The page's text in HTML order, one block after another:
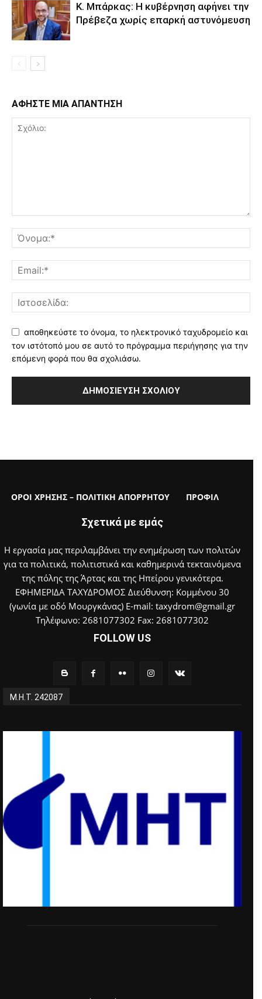
Κ. Μπάρκας: Η κυβέρνηση αφήνει την
Πρέβεζα χωρίς επαρκή αστυνόμευση
ΑΦΗΣΤΕ ΜΙΑ ΑΠΑΝΤΗΣΗ
αποθηκεύστε το όνομα, το ηλεκτρονικό ταχυδρομείο και
τον ιστότοπό μου σε αυτό το πρόγραμμα περιήγησης για την
επόμενη φορά που θα σχολιάσω.
ΟΡΟΙ ΧΡΗΣΗΣ – ΠΟΛΙΤΙΚΗ ΑΠΟΡΡΗΤΟΥ ΠΡΟΦΙΛ
Σχετικά με εμάς
Η εργασία μας περιλαμβάνει την ενημέρωση των πολιτών
για τα πολιτικά, πολιτιστικά και καθημερινά τεκταινόμενα
της πόλης της Άρτας και της Ηπείρου γενικότερα.
ΕΦΗΜΕΡΙΔΑ ΤΑΧΥΔΡΟΜΟΣ Διεύθυνση: Κομμένου 30
(γωνία με οδό Μουργκάνας) E-mail: taxydrom@gmail.gr
Τηλέφωνο: 2681077302 Fax: 2681077302
FOLLOW US
Μ.Η.Τ. 242087